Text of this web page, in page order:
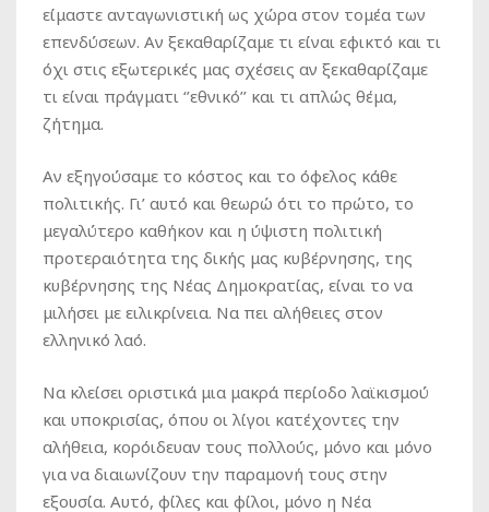
είμαστε ανταγωνιστική ως χώρα στον τομέα των
επενδύσεων. Αν ξεκαθαρίζαμε τι είναι εφικτό και τι
όχι στις εξωτερικές μας σχέσεις αν ξεκαθαρίζαμε
τι είναι πράγματι ‘’εθνικό’’ και τι απλώς θέμα,
ζήτημα.
Αν εξηγούσαμε το κόστος και το όφελος κάθε
πολιτικής. Γι’ αυτό και θεωρώ ότι το πρώτο, το
μεγαλύτερο καθήκον και η ύψιστη πολιτική
προτεραιότητα της δικής μας κυβέρνησης, της
κυβέρνησης της Νέας Δημοκρατίας, είναι το να
μιλήσει με ειλικρίνεια. Να πει αλήθειες στον
ελληνικό λαό.
Να κλείσει οριστικά μια μακρά περίοδο λαϊκισμού
και υποκρισίας, όπου οι λίγοι κατέχοντες την
αλήθεια, κορόιδευαν τους πολλούς, μόνο και μόνο
για να διαιωνίζουν την παραμονή τους στην
εξουσία. Αυτό, φίλες και φίλοι, μόνο η Νέα